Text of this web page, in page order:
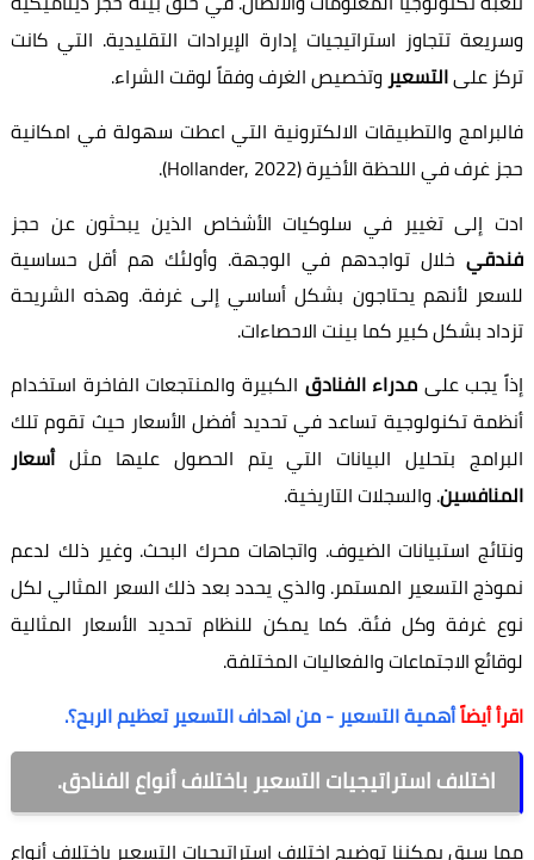
وسريعة تتجاوز استراتيجيات إدارة الإيرادات التقليدية. التي كانت
تركز علىالتسعيروتخصيص الغرف وفقاً لوقت الشراء.
فالبرامج والتطبيقات الالكترونية التي اعطت سهولة في امكانية
حجز غرف في اللحظة الأخيرة (Hollander, 2022).
ادت إلى تغيير في سلوكيات الأشخاص الذين يبحثون عن حجز
فندقي خلال تواجدهم في الوجهة. وأولئك هم أقل حساسية
للسعر لأنهم يحتاجون بشكل أساسي إلى غرفة. وهذه الشريحة
تزداد بشكل كبير كما بينت الاحصاءات.
إذاً يجب على مدراء الفنادق الكبيرة والمنتجعات الفاخرة استخدام
أنظمة تكنولوجية تساعد في تحديد أفضل الأسعار حيث تقوم تلك
البرامج بتحليل البيانات التي يتم الحصول عليها مثلأسعار
المنافسين. والسجلات التاريخية.
ونتائج استبيانات الضيوف. واتجاهات محرك البحث. وغير ذلك لدعم
نموذج التسعير المستمر. والذي يحدد بعد ذلك السعر المثالي لكل
نوع غرفة وكل فئة. كما يمكن للنظام تحديد الأسعار المثالية
لوقائع الاجتماعات والفعاليات المختلفة.
اقرأ أيضاًأهمية التسعير - من اهداف التسعير تعظيم الربح؟.
اختلاف استراتيجيات التسعير باختلاف أنواع الفنادق.
مما سبق يمكننا توضيح اختلاف استراتيجيات التسعير باختلاف أنواع